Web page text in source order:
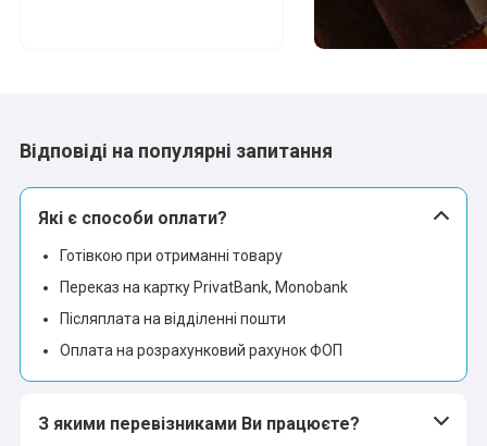
Відповіді на популярні запитання
Які є способи оплати?
Готівкою при отриманні товару
Переказ на картку PrivatBank, Monobank
Післяплата на відділенні пошти
Оплата на розрахунковий рахунок ФОП
З якими перевізниками Ви працюєте?